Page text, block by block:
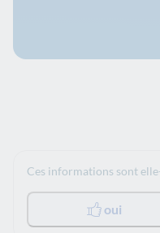
Ces informations sont
oui